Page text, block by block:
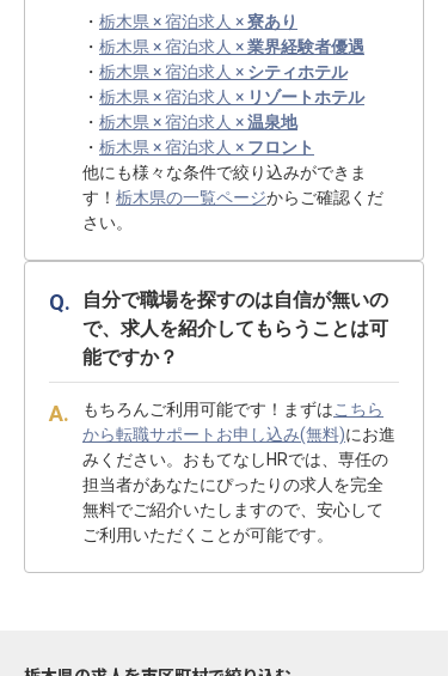
・ 栃木県 × 宿泊求人 ×寮あり
・ 栃木県 × 宿泊求人 ×業界経験者優遇
・ 栃木県 × 宿泊求人 × シティホテル
・ 栃木県 × 宿泊求人 × リゾートホテル
・ 栃木県 × 宿泊求人 ×温泉地
・ 栃木県 × 宿泊求人 × フロント
他にも様々な条件で絞り込みができま
す！ 栃木県の一覧ページからご確認くだ
さい。
自分で職場を探すのは自信が無いの
で、求人を紹介してもらうことは可
能ですか？
もちろんご利用可能です！まずはこちら
から転職サポートお申し込み(無料)にお進
みください。おもてなしHRでは、専任の
担当者があなたにぴったりの求人を完全
無料でご紹介いたしますので、安心して
ご利用いただくことが可能です。